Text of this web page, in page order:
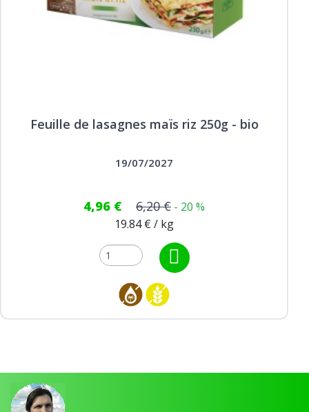
Feuille de lasagnes maïs riz 250g - bio
19/07/2027
4,96 € 6,20 € - 20 %
19.84 € / kg